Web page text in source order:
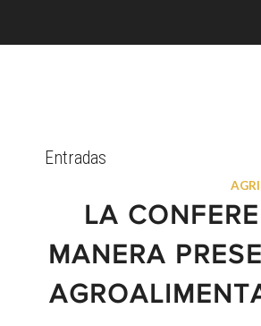
Entradas
LA
MANERA